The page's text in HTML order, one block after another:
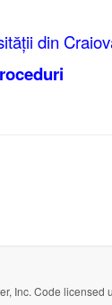
din
Inc. Code licensed